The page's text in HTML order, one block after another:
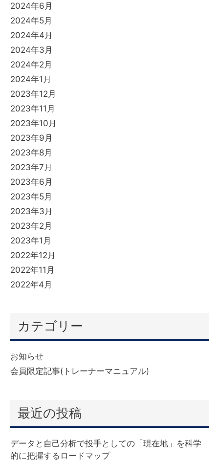
2024年6月
2024年5月
2024年4月
2024年3月
2024年2月
2024年1月
2023年12月
2023年11月
2023年10月
2023年9月
2023年8月
2023年7月
2023年6月
2023年5月
2023年3月
2023年2月
2023年1月
2022年12月
2022年11月
2022年4月
カテゴリー
お知らせ
会員限定記事(トレーナーマニュアル)
最近の投稿
データと自己分析で投手としての「現在地」を科学
的に把握するロードマップ